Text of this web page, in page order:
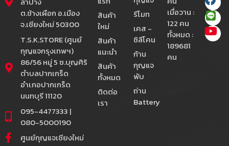
ต.ช้างเผือก อ.เมือง
จ.เชียงใหม่ 50300
T.S.K.STORE (ศูนย์
กุญแจกรุงเทพฯ)
86/56 หมู่ 5 ซ.บุญศิริ
ตำบลปากเกร็ด
อำเภอปากเกร็ด
นนทบุรี 11120
095-4477333 |
080-5000190
ศูนย์กุญแจเชียงใหม่
สินค้า
ใหม่
สินค้า
แนะนำ
สินค้า
ทั้งหมด
ติดต่อ
เรา
รีโมท
เคส -
ซิลีโคน
ก้าน
กุญแจ
พับ
ถ่าน
Battery
เมื่อวาน :
122 คน
ทั้งหมด :
189681
คน